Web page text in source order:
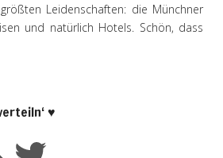
Leidenschaften: die Münchner
und natürlich Hotels. Schön, dass
♥